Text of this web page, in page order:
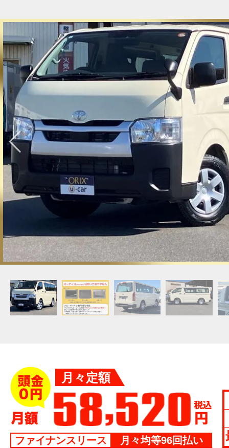
月々定額
ファイナンスリース 月々均等96回払い